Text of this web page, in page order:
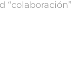
“colaboración”